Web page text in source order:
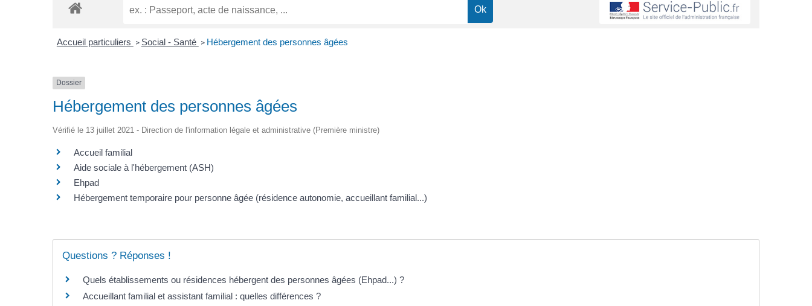
Accueil particuliers > Social - Santé > Hébergement des personnes âgées
Dossier
Hébergement des personnes âgées
Vérifié le 13 juillet 2021 - Direction de l'information légale et administrative (Première ministre)
Accueil familial
Aide sociale à l'hébergement (ASH)
Ehpad
Hébergement temporaire pour personne âgée (résidence autonomie, accueillant familial...)
Questions ? Réponses !
Quels établissements ou résidences hébergent des personnes âgées (Ehpad...) ?
Accueillant familial et assistant familial : quelles différences ?